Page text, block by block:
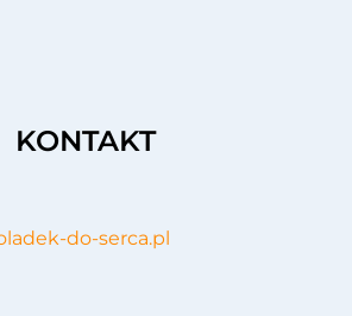
KONTAKT
do-serca.pl